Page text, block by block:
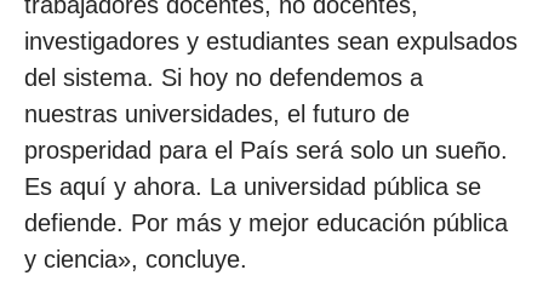
investigadores y estudiantes sean expulsados
del sistema. Si hoy no defendemos a
nuestras universidades, el futuro de
prosperidad para el País será solo un sueño.
Es aquí y ahora. La universidad pública se
defiende. Por más y mejor educación pública
y ciencia», concluye.